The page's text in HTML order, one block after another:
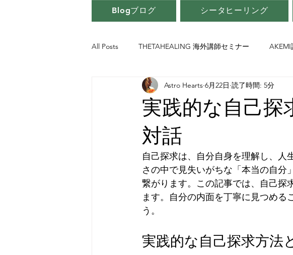
Blogブログ シータヒーリング
All Posts THETAHEALING 海外講師セミナー
シータヒーリング インストラクターセミナー
実践的な自己探
対話
Astro Hearts 6月22日 読了時間: 5分
自己探求は、自分自身を理解し、人
さの中で見失いがちな「本当の自分
繋がります。この記事では、自己探
ます。自分の内面を丁寧に見つめる
う。
実践的な自己探求方法